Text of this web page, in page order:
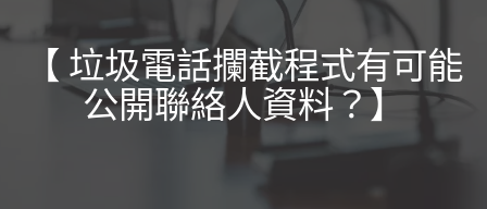
【 垃圾電話攔截程式有可能
公開聯絡人資料？】